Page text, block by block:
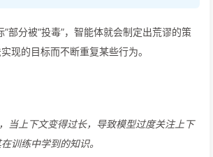
”部分被“投毒”，智能体就会制定出荒谬的策
现的目标而不断重复某些行为。
，当上下文变得过长，导致模型过度关注上下
训练中学到的知识。